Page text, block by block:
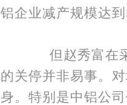
铝企业减产规模达
但赵秀富在采
的关停并非易事。
身。特别是中铝公